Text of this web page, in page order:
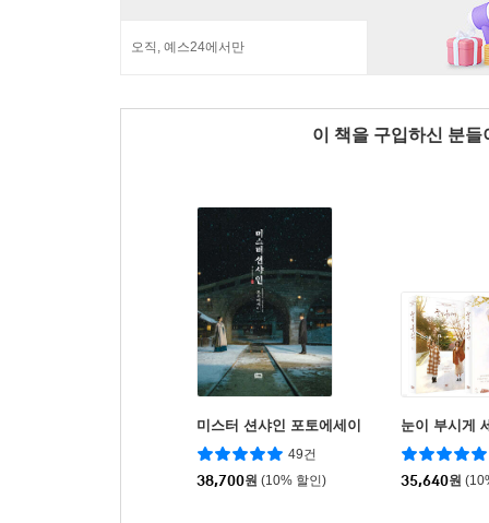
오직, 예스24에서만
이 책을 구입하신 분
미스터 션샤인 포토에세이
49건
38,700원 (10% 할인)
눈이 부시게
35,640원